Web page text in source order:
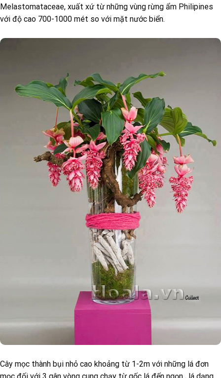
Melastomataceae, xuất xứ từ những vùng rừng ẩm Philipines
với độ cao 700-1000 mét so với mặt nước biển.
Cây mọc thành bụi nhỏ cao khoảng từ 1-2m với những lá đơn